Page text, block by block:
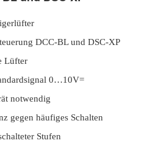
DCC-BL und DSC-XP
Lüfter
0…10V=
notwendig
gegen häufiges Schalten
Stufen